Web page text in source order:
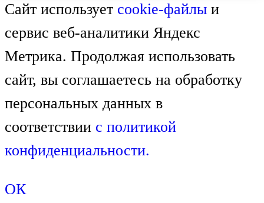
Сайт использует cookie-файлы и
сервис веб-аналитики Яндекс
Метрика. Продолжая использовать
сайт, вы соглашаетесь на обработку
персональных данных в
соответствии с политикой
конфиденциальности.
ОК